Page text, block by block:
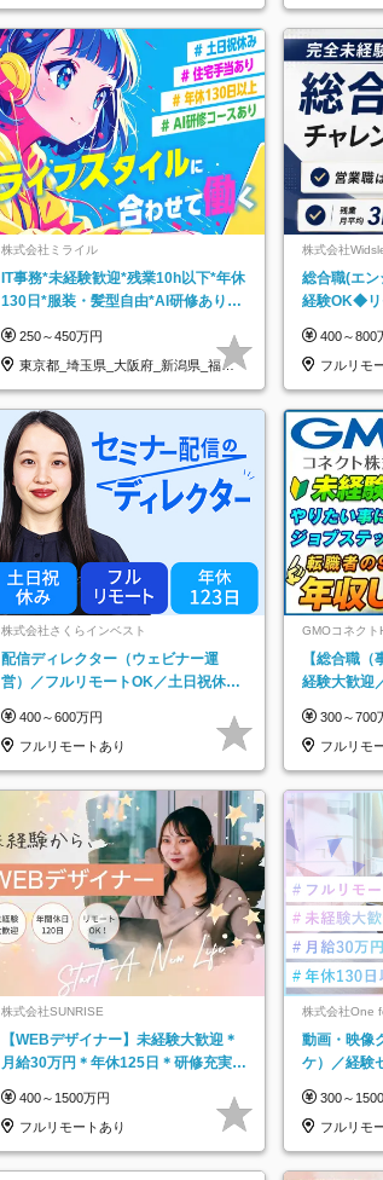
株式会社ミライル
IT事務*未経験歓迎*残業10h以下*年休
130日*服装・髪型自由*AI研修あり*
250～450万円
東京都_埼玉県_大阪府_新潟県_福岡
県
株式会社
総合職(エ
経験OK◆
400～800
フルリモ
株式会社さくらインベスト
配信ディレクター（ウェビナー運
営）／フルリモートOK／土日祝休み
400～600万円
フルリモートあり
GMOコネクト
ットグループ】
【総合職
経験大歓迎
★
300～700
フルリモ
株式会社SUNRISE
【WEBデザイナー】未経験大歓迎＊
月給30万円＊年休125日＊研修充実＊
400～1500万円
フルリモートあり
株式会社One
動画・映像
ケ）／経験
日以上
300～
フルリモ